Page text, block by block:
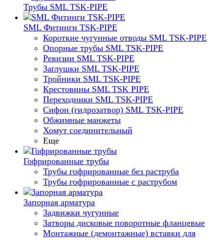
Трубы SML TSK-PIPE
SML Фитинги TSK-PIPE
Короткие чугунные отводы SML TSK-PIPE
Опорные трубы SML TSK-PIPE
Ревизии SML TSK-PIPE
Заглушки SML TSK-PIPE
Тройники SML TSK-PIPE
Крестовины SML TSK PIPE
Переходники SML TSK-PIPE
Сифон (гидрозатвор) SML TSK-PIPE
Обжимные манжеты
Хомут соединительный
Еще
Гофрированные трубы
Трубы гофрированные без раструба
Трубы гофрированные с раструбом
Запорная арматура
Задвижки чугунные
Затворы дисковые поворотные фланцевые
Монтажные (демонтажные) вставки для